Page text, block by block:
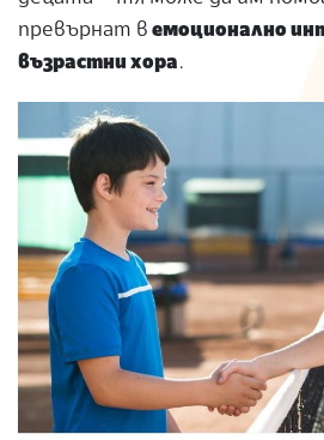
превърнат в емоционално
възрастни хора.